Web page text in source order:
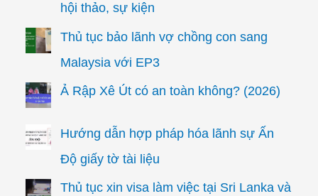
hội thảo, sự kiện
Thủ tục bảo lãnh vợ chồng con sang
Malaysia với EP3
Ả Rập Xê Út có an toàn không? (2026)
Hướng dẫn hợp pháp hóa lãnh sự Ấn
Độ giấy tờ tài liệu
Thủ tục xin visa làm việc tại Sri Lanka và